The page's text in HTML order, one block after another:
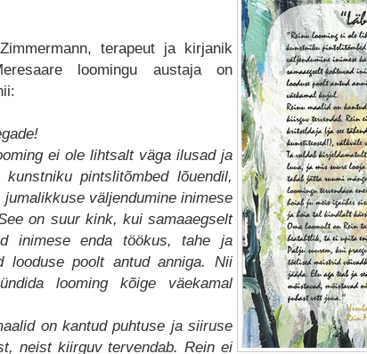
terapeut ja kirjanik
loomingu austaja on
ei ole lihtsalt väga ilusad ja
kunstniku pintslitõmbed lõuendil,
jumalikkuse väljendumine inimese
on suur kink, kui samaaegselt
inimese enda töökus, tahe ja
looduse poolt antud anniga. Nii
looming kõige väekamal
on kantud puhtuse ja siiruse
neist kiirguv tervendab. Rein ei